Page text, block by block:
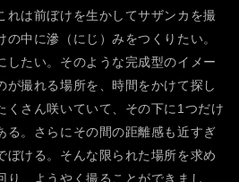
れは前ぼけを生かしてサザンカを撮
中に滲（にじ）みをつくりたい。
したい。そのような完成型のイメー
が撮れる場所を、時間をかけて探し
くさん咲いていて、その下に1つだけ
る。さらにその間の距離感も近すぎ
ぼける。そんな限られた場所を求め
り、ようやく撮ることができまし